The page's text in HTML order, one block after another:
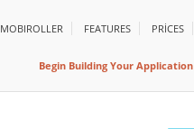
MOBIROLLER FEATURES PRİCES
Begin Building Your Application